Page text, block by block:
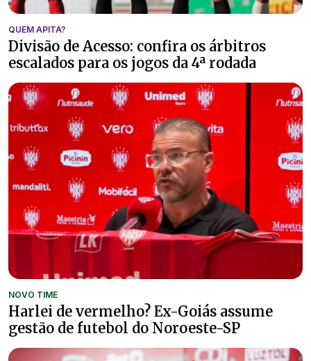
QUEM APITA?
Divisão de Acesso: confira os árbitros
escalados para os jogos da 4ª rodada
NOVO TIME
Harlei de vermelho? Ex-Goiás assume
gestão de futebol do Noroeste-SP